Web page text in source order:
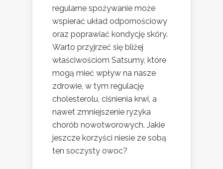
regularne spożywanie może
wspierać układ odpornościowy
oraz poprawiać kondycję skóry.
Warto przyjrzeć się bliżej
właściwościom Satsumy, które
mogą mieć wpływ na nasze
zdrowie, w tym regulację
cholesterolu, ciśnienia krwi, a
nawet zmniejszenie ryzyka
chorób nowotworowych. Jakie
jeszcze korzyści niesie ze sobą
ten soczysty owoc?